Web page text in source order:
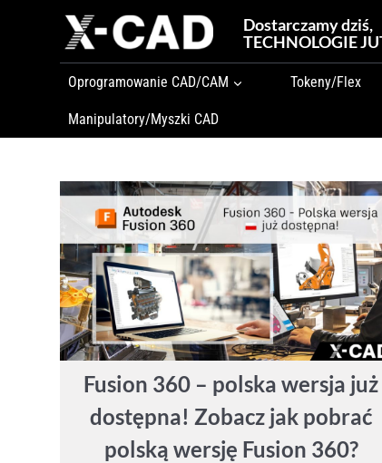
Dostarczamy dziś,
TECHNOLOGIE
Oprogramowanie CAD/CAM Tokeny/Flex
Manipulatory/Myszki CAD
Fusion 360 – polska wersja już
dostępna! Zobacz jak pobrać
polską wersję Fusion 360?